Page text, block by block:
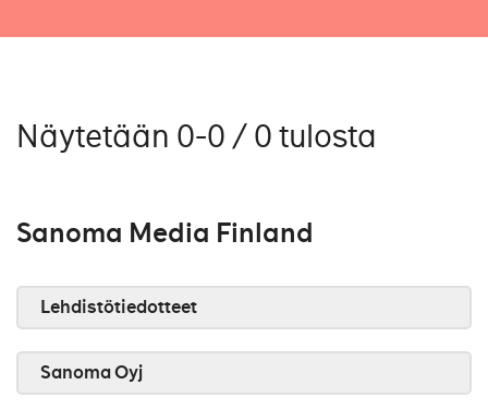
Näytetään 0-0 / 0 tulosta
Sanoma Media Finland
Lehdistötiedotteet
Sanoma Oyj